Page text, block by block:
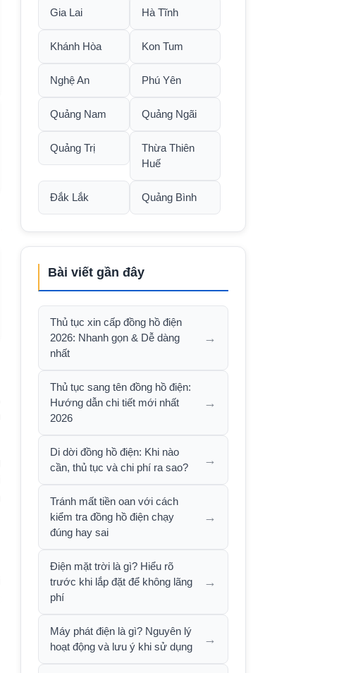
Gia Lai Hà Tĩnh
Khánh Hòa Kon Tum
Nghệ An Phú Yên
Quảng Nam Quảng Ngãi
Quảng Trị
Thừa Thiên
Huế
Đắk Lắk Quảng Bình
Bài viết gần đây
Thủ tục xin cấp đồng hồ điện
2026: Nhanh gọn & Dễ dàng
nhất
→
Thủ tục sang tên đồng hồ điện:
Hướng dẫn chi tiết mới nhất
2026
→
Di dời đồng hồ điện: Khi nào
cần, thủ tục và chi phí ra sao?
→
Tránh mất tiền oan với cách
kiểm tra đồng hồ điện chạy
đúng hay sai
→
Điện mặt trời là gì? Hiểu rõ
trước khi lắp đặt để không lãng
phí
→
Máy phát điện là gì? Nguyên lý
hoạt động và lưu ý khi sử dụng
→